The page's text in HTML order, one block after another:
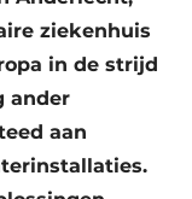
ziekenhuis
in de strijd
ander
aan